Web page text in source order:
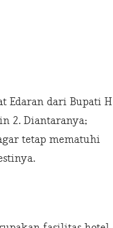
Edaran dari Bupati H
2. Diantaranya;
tetap mematuhi